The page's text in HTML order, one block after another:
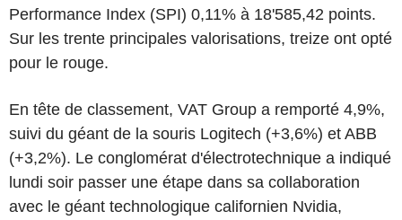
Performance Index (SPI) 0,11% à 18'585,42 points.
Sur les trente principales valorisations, treize ont opté
pour le rouge.
En tête de classement, VAT Group a remporté 4,9%,
suivi du géant de la souris Logitech (+3,6%) et ABB
(+3,2%). Le conglomérat d'électrotechnique a indiqué
lundi soir passer une étape dans sa collaboration
avec le géant technologique californien Nvidia,